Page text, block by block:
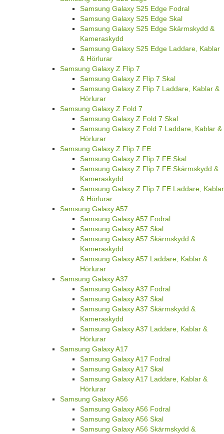
Samsung Galaxy S25 Edge Fodral
Samsung Galaxy S25 Edge Skal
Samsung Galaxy S25 Edge Skärmskydd &
Kameraskydd
Samsung Galaxy S25 Edge Laddare, Kablar
& Hörlurar
Samsung Galaxy Z Flip 7
Samsung Galaxy Z Flip 7 Skal
Samsung Galaxy Z Flip 7 Laddare, Kablar &
Hörlurar
Samsung Galaxy Z Fold 7
Samsung Galaxy Z Fold 7 Skal
Samsung Galaxy Z Fold 7 Laddare, Kablar &
Hörlurar
Samsung Galaxy Z Flip 7 FE
Samsung Galaxy Z Flip 7 FE Skal
Samsung Galaxy Z Flip 7 FE Skärmskydd &
Kameraskydd
Samsung Galaxy Z Flip 7 FE Laddare, Kablar
& Hörlurar
Samsung Galaxy A57
Samsung Galaxy A57 Fodral
Samsung Galaxy A57 Skal
Samsung Galaxy A57 Skärmskydd &
Kameraskydd
Samsung Galaxy A57 Laddare, Kablar &
Hörlurar
Samsung Galaxy A37
Samsung Galaxy A37 Fodral
Samsung Galaxy A37 Skal
Samsung Galaxy A37 Skärmskydd &
Kameraskydd
Samsung Galaxy A37 Laddare, Kablar &
Hörlurar
Samsung Galaxy A17
Samsung Galaxy A17 Fodral
Samsung Galaxy A17 Skal
Samsung Galaxy A17 Laddare, Kablar &
Hörlurar
Samsung Galaxy A56
Samsung Galaxy A56 Fodral
Samsung Galaxy A56 Skal
Samsung Galaxy A56 Skärmskydd &